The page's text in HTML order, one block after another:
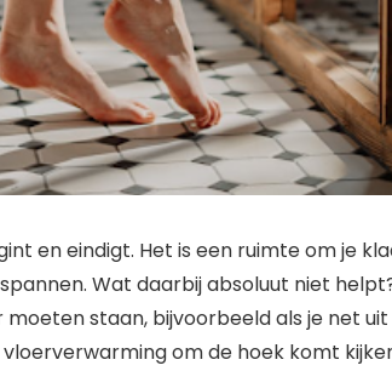
en eindigt. Het is een ruimte om je
Wat daarbij absoluut niet
staan, bijvoorbeeld als je net
om de hoek komt